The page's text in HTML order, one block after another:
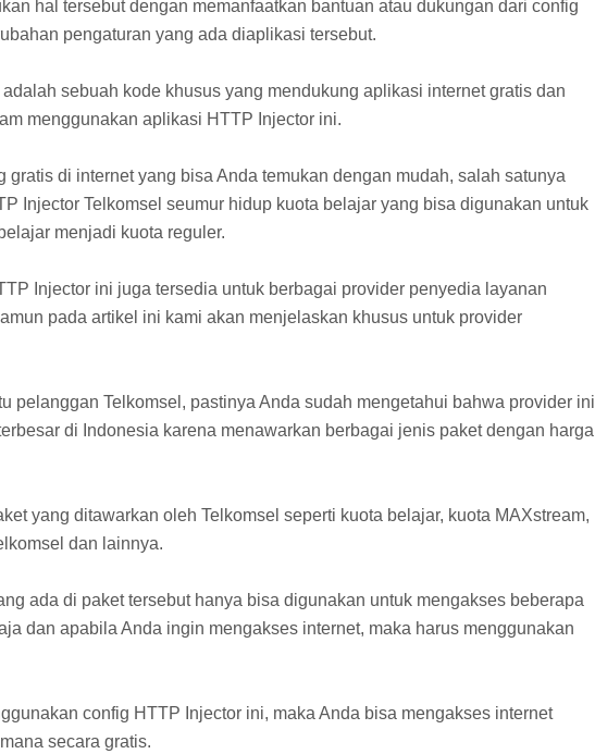
hal tersebut dengan memanfaatkan bantuan atau dukungan dari config
pengaturan yang ada diaplikasi tersebut.
sebuah kode khusus yang mendukung aplikasi internet gratis dan
menggunakan aplikasi HTTP Injector ini.
gratis di internet yang bisa Anda temukan dengan mudah, salah satunya
Injector Telkomsel seumur hidup kuota belajar yang bisa digunakan untuk
menjadi kuota reguler.
Injector ini juga tersedia untuk berbagai provider penyedia layanan
pada artikel ini kami akan menjelaskan khusus untuk provider
pelanggan Telkomsel, pastinya Anda sudah mengetahui bahwa provider ini
di Indonesia karena menawarkan berbagai jenis paket dengan harga
yang ditawarkan oleh Telkomsel seperti kuota belajar, kuota MAXstream,
dan lainnya.
ada di paket tersebut hanya bisa digunakan untuk mengakses beberapa
dan apabila Anda ingin mengakses internet, maka harus menggunakan
config HTTP Injector ini, maka Anda bisa mengakses internet
secara gratis.